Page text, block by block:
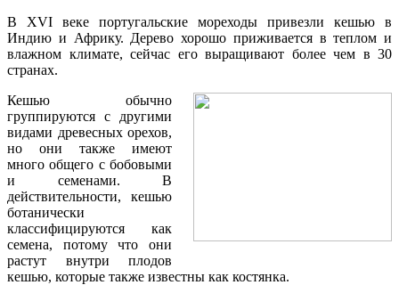
В XVI веке португальские мореходы привезли кешью в
Индию и Африку. Дерево хорошо приживается в теплом и
влажном климате, сейчас его выращивают более чем в 30
странах.
Кешью обычно
группируются с другими
видами древесных орехов,
но они также имеют
много общего с бобовыми
и семенами. В
действительности, кешью
ботанически
классифицируются как
семена, потому что они
растут внутри плодов
кешью, которые также известны как костянка.